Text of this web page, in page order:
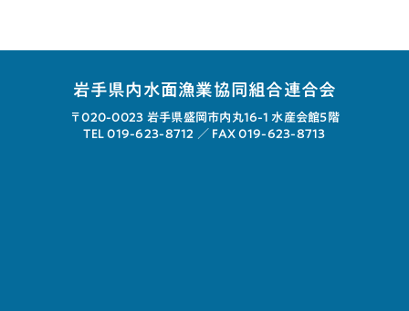
岩手県内水面漁業協同組合連合会
〒020-0023 岩手県盛岡市内丸16-1 水産会館5階
TEL 019-623-8712 ／ FAX 019-623-8713